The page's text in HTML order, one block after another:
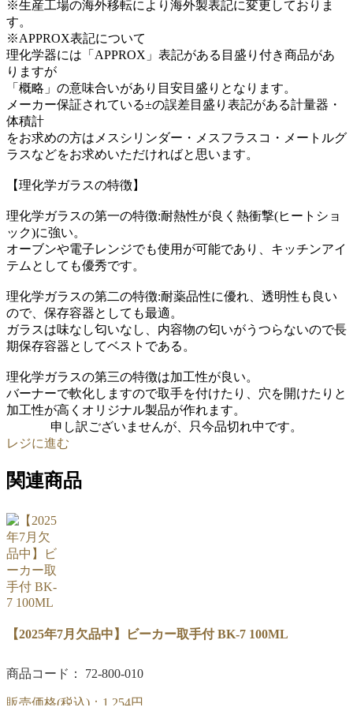
※生産工場の海外移転により海外製表記に変更しておりま
す。
※APPROX表記について
理化学器には「APPROX」表記がある目盛り付き商品があ
りますが
「概略」の意味合いがあり目安目盛りとなります。
メーカー保証されている±の誤差目盛り表記がある計量器・
体積計
をお求めの方はメスシリンダー・メスフラスコ・メートルグ
ラスなどをお求めいただければと思います。
【理化学ガラスの特徴】
理化学ガラスの第一の特徴:耐熱性が良く熱衝撃(ヒートショ
ック)に強い。
オーブンや電子レンジでも使用が可能であり、キッチンアイ
テムとしても優秀です。
理化学ガラスの第二の特徴:耐薬品性に優れ、透明性も良い
ので、保存容器としても最適。
ガラスは味なし匂いなし、内容物の匂いがうつらないので長
期保存容器としてベストである。
理化学ガラスの第三の特徴は加工性が良い。
バーナーで軟化しますので取手を付けたり、穴を開けたりと
加工性が高くオリジナル製品が作れます。
申し訳ございませんが、只今品切れ中です。
レジに進む
関連商品
【2025年7月欠品中】ビーカー取手付 BK-7 100ML
商品コード： 72-800-010
販売価格(税込)： 1,254円